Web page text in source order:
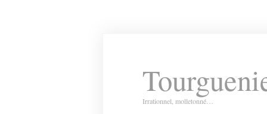
Irrationnel, molletonné…